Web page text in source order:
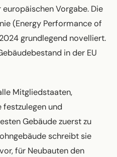
Vorgabe. Die
(Energy Performance of
grundlegend novelliert.
in der EU
Mitgliedstaaten,
festzulegen und
Gebäude zuerst zu
schreibt sie
für Neubauten den